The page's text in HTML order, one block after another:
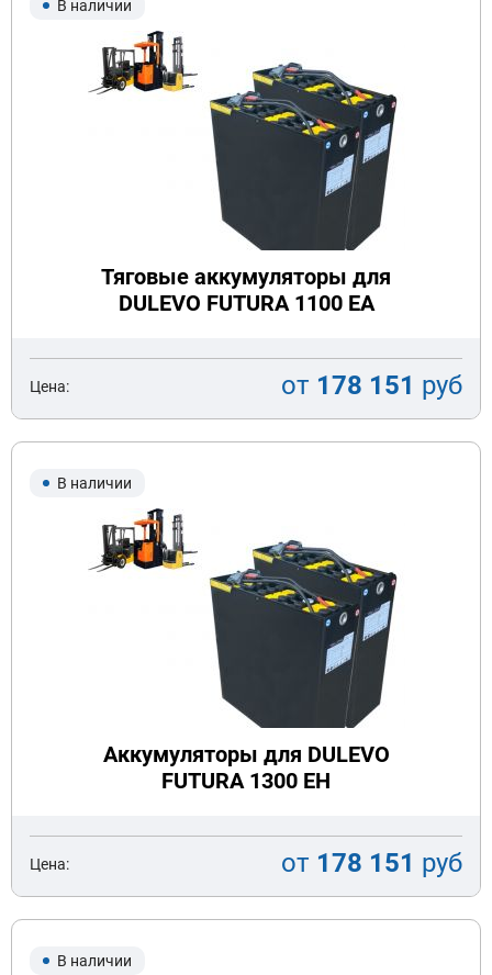
В наличии
Тяговые аккумуляторы для
DULEVO FUTURA 1100 EA
Цена: от 178 151 руб
В наличии
Аккумуляторы для DULEVO
FUTURA 1300 EH
Цена: от 178 151 руб
В наличии